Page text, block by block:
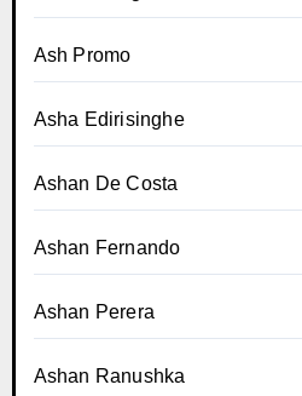
Ash Promo
Asha Edirisinghe
Ashan De Costa
Ashan Fernando
Ashan Perera
Ashan Ranushka